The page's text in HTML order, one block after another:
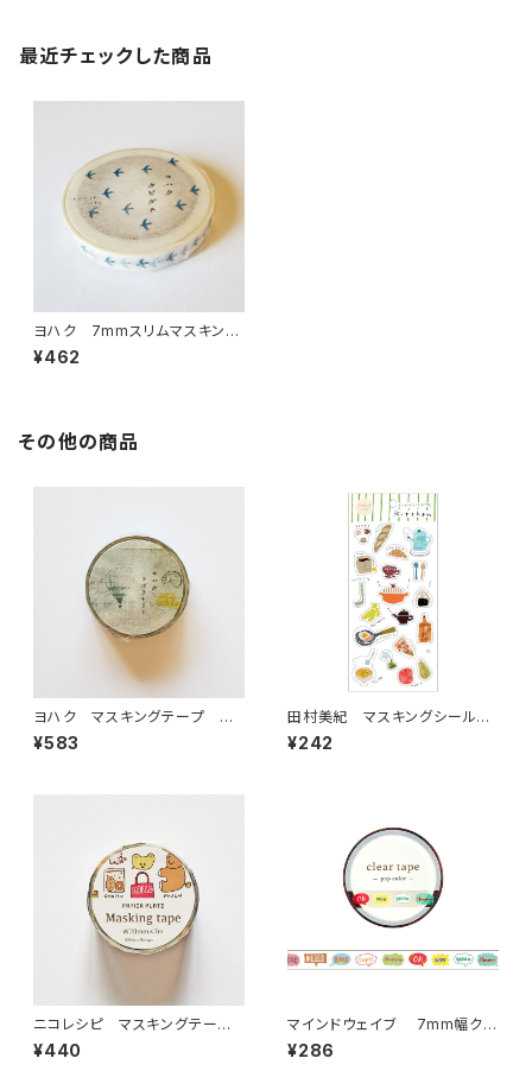
最近チェックした商品
ヨハク 7mmスリムマスキング
テープ タビダチ L-012
¥462
その他の商品
ヨハク マスキングテープ ラ
ボラトリー Y-189
¥583
田村美紀 マスキングシールス
テッカー237 kitchen
¥242
ニコレシピ マスキングテー
プ カバンの中
¥440
マインドウェイブ 7mm幅クリ
アテープ箔押し 95643 pop c
olor 吹き出し
¥286